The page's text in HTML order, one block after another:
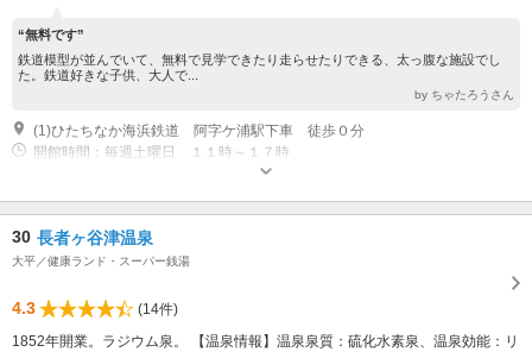
“無料です”
鉄道模型が並んでいて、無料で見学できたり走らせたりできる、太っ腹な施設でし
た。鉄道好きな子供、大人で...
by ちゃたろうさん
(1)ひたちなか海浜鉄道 阿字ケ浦駅下車 徒歩０分
開館時間：毎週土曜日 １１時～１７時
30 長者ヶ谷津温泉
大平／健康ランド・スーパー銭湯
4.3
(14件)
1852年開業。ラジウム泉。 【温泉情報】温泉泉質：硫化水素泉、温泉効能：リ